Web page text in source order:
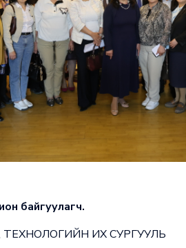
байгуулагч.
ИХ СУРГУУЛЬ